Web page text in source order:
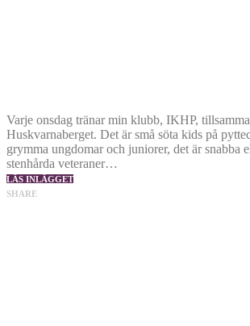
Varje onsdag tränar min klubb, IKHP,
Huskvarnaberget. Det är små söta kids på
grymma ungdomar och juniorer, det är snabba
stenhårda veteraner…
LÄS INLÄGGET
SHARE